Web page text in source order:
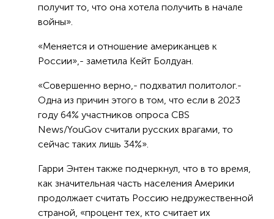
получит то, что она хотела получить в начале
войны».
«Меняется и отношение американцев к
России»,- заметила Кейт Болдуан.
«Совершенно верно,- подхватил политолог.-
Одна из причин этого в том, что если в 2023
году 64% участников опроса CBS
News/YouGov считали русских врагами, то
сейчас таких лишь 34%».
Гарри Энтен также подчеркнул, что в то время,
как значительная часть населения Америки
продолжает считать Россию недружественной
страной, «процент тех, кто считает их